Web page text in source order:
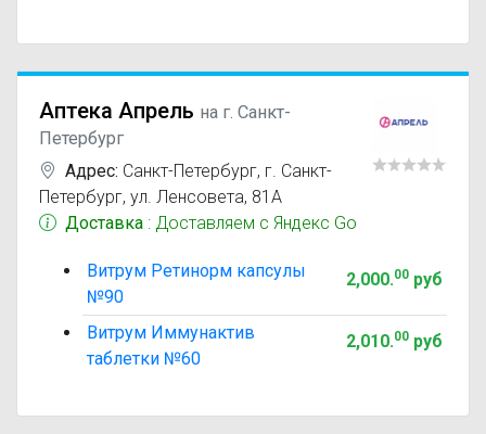
Аптека Апрель на г. Санкт-
Петербург
Адрес: Санкт-Петербург, г. Санкт-
Петербург, ул. Ленсовета, 81А
Доставка : Доставляем с Яндекс Go
Витрум Ретинорм капсулы
№90
2,000.00руб
Витрум Иммунактив
таблетки №60
2,010.00руб